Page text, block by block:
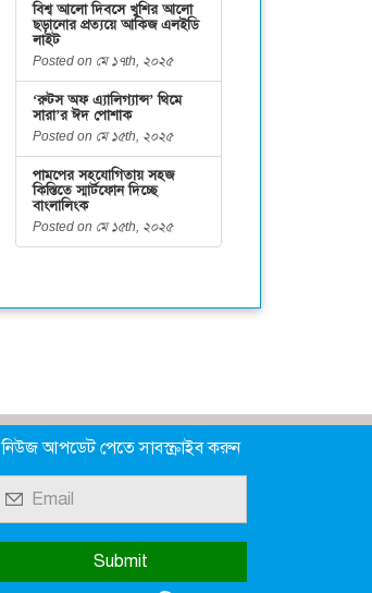
বিশ্ব আলো দিবসে খুশির আলো
ছড়ানোর প্রত্যয়ে আকিজ এলইডি
লাইট
Posted on মে ১৭th, ২০২৫
‘রুটস অফ এ্যালিগ্যান্স’ থিমে
সারা’র ঈদ পোশাক
Posted on মে ১৫th, ২০২৫
পামপের সহযোগিতায় সহজ
কিস্তিতে স্মার্টফোন দিচ্ছে
বাংলালিংক
Posted on মে ১৫th, ২০২৫
নিউজ আপডেট পেতে সাবস্ক্রাইব করুন